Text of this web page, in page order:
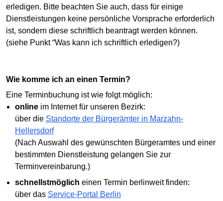
erledigen. Bitte beachten Sie auch, dass für einige
Dienstleistungen keine persönliche Vorsprache erforderlich
ist, sondern diese schriftlich beantragt werden können.
(siehe Punkt “Was kann ich schriftlich erledigen?)
Wie komme ich an einen Termin?
Eine Terminbuchung ist wie folgt möglich:
onlineim Internet für unseren Bezirk:
über die Standorte der Bürgerämter in Marzahn-
Hellersdorf
(Nach Auswahl des gewünschten Bürgeramtes und einer
bestimmten Dienstleistung gelangen Sie zur
Terminvereinbarung.)
schnellstmöglich einen Termin berlinweit finden:
über das Service-Portal Berlin